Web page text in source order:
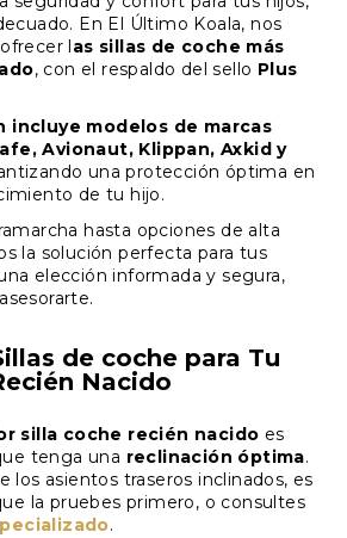
que se ejercen en el
un impacto, teniendo en
de supervivencia(1300N).
a contramarchahan podido
obtenerlo.
que estarfabricadas con los
, y disponer de
rotacionalesadecuados para
poder superarlo.
evitamos el riesgo de asfixia
de bebés recién nacidos, y
reclinan igual, y el asiento
restar reclinación a la silla.
la edad de nuestro hijo,
mayor o menor ángulo de
reclinado.
encontrar la silla de auto
especializado.
y por este motivo es
la silla de auto esté fabricada
de la mejor calidad.
Test, sin duda cuenta con los
Por este motivo, en el
trabajamos con fabricantes
que la silla vuelquehacia
pata de apoyo. Todas nuestras
tienen este elemento
que sin él no obtendrían el
Plus Test.
anti rotacional es el que
fase de un impacto
elementos diferentes: el arco
tensoreslower tether. Lo
encontremos el arco en las
y los tensores lower tether
y no tienen ISOFIX.
En El Último Koala, nos
las sillas de coche más
, con el respaldo del sello Plus
incluye modelos de marcas
Avionaut, Klippan, Axkid y
una protección óptima en
de tu hijo.
hasta opciones de alta
la solución perfecta para tus
elección informada y segura,
de coche para Tu
Nacido
silla coche recién nacido es
tenga una reclinación óptima.
los asientos traseros inclinados, es
la pruebes primero, o consultes
.